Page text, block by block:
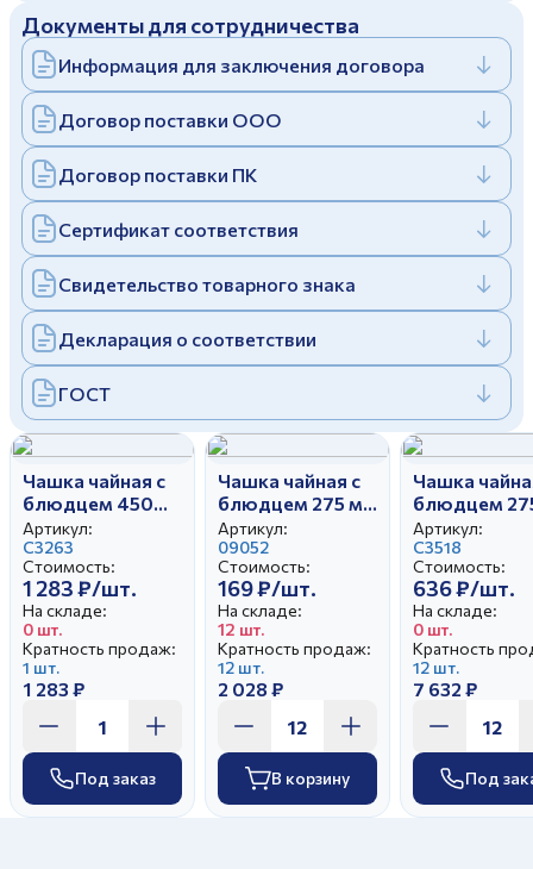
Отправить
Заполняя и отправляя форму, вы соглашаетесь
cполитикой конфиденциальности
Заполняя и отправляя форму, вы соглашаетесь
cполитикой конфиденциальности
Дулевский фарфоровый завод ©
Политика конфиденциальности
Документы для сотрудничества
Информация для заключения договора
Договор поставки ООО
Договор поставки ПК
Сертификат соответствия
Свидетельство товарного знака
Декларация о соответствии
ГОСТ
Чашка чайная с
блюдцем 450
мл Ностальгия
Летнее утро
Артикул:
С3263
Стоимость:
1 283 ₽/шт.
На складе:
0 шт.
Кратность продаж:
1 шт.
1 283 ₽
Под заказ
Чашка чайная с
блюдцем 275 мл
Гранатовый
Оливия
Артикул:
09052
Стоимость:
169 ₽/шт.
На складе:
12 шт.
Кратность продаж:
12 шт.
2 028 ₽
В корзину
Чашка
блюдцем
Белый
Розовый сад
Артикул:
С3518
Стоимость:
636 ₽/шт.
На складе:
0 шт.
Кратность
12 шт.
7 632 ₽
Под